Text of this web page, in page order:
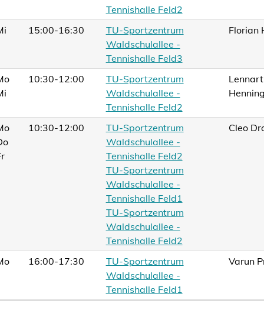
Tennishalle Feld2
15:00-16:30
TU-Sportzentrum
Waldschulallee -
Tennishalle Feld3
Florian
10:30-12:00
TU-Sportzentrum
Waldschulallee -
Tennishalle Feld2
Lennart
10:30-12:00
TU-Sportzentrum
Waldschulallee -
Tennishalle Feld2
TU-Sportzentrum
Waldschulallee -
Tennishalle Feld1
TU-Sportzentrum
Waldschulallee -
Tennishalle Feld2
Cleo
16:00-17:30
TU-Sportzentrum
Waldschulallee -
Tennishalle Feld1
Varun